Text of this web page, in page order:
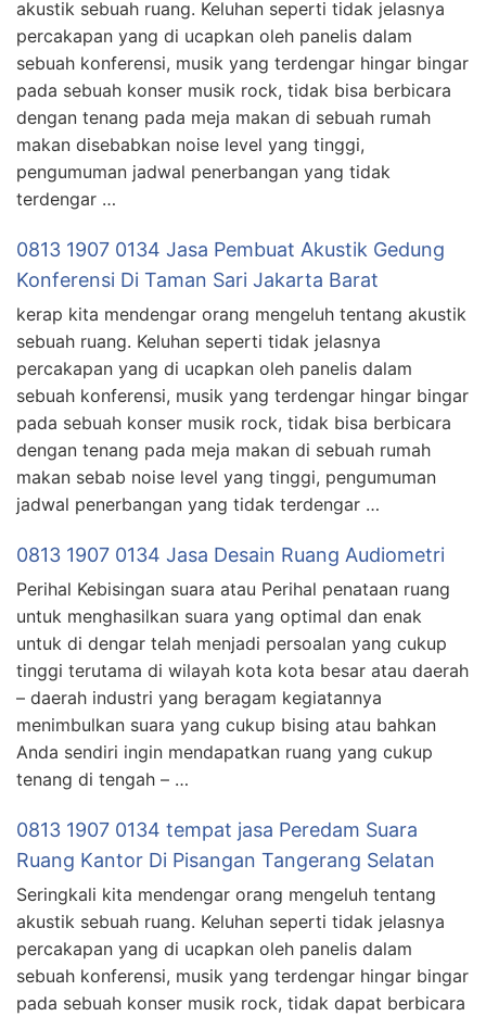
akustik sebuah ruang. Keluhan seperti tidak jelasnya
percakapan yang di ucapkan oleh panelis dalam
sebuah konferensi, musik yang terdengar hingar bingar
pada sebuah konser musik rock, tidak bisa berbicara
dengan tenang pada meja makan di sebuah rumah
makan disebabkan noise level yang tinggi,
pengumuman jadwal penerbangan yang tidak
terdengar …
0813 1907 0134 Jasa Pembuat Akustik Gedung
Konferensi Di Taman Sari Jakarta Barat
kerap kita mendengar orang mengeluh tentang akustik
sebuah ruang. Keluhan seperti tidak jelasnya
percakapan yang di ucapkan oleh panelis dalam
sebuah konferensi, musik yang terdengar hingar bingar
pada sebuah konser musik rock, tidak bisa berbicara
dengan tenang pada meja makan di sebuah rumah
makan sebab noise level yang tinggi, pengumuman
jadwal penerbangan yang tidak terdengar …
0813 1907 0134 Jasa Desain Ruang Audiometri
Perihal Kebisingan suara atau Perihal penataan ruang
untuk menghasilkan suara yang optimal dan enak
untuk di dengar telah menjadi persoalan yang cukup
tinggi terutama di wilayah kota kota besar atau daerah
– daerah industri yang beragam kegiatannya
menimbulkan suara yang cukup bising atau bahkan
Anda sendiri ingin mendapatkan ruang yang cukup
tenang di tengah – …
0813 1907 0134 tempat jasa Peredam Suara
Ruang Kantor Di Pisangan Tangerang Selatan
Seringkali kita mendengar orang mengeluh tentang
akustik sebuah ruang. Keluhan seperti tidak jelasnya
percakapan yang di ucapkan oleh panelis dalam
sebuah konferensi, musik yang terdengar hingar bingar
pada sebuah konser musik rock, tidak dapat berbicara